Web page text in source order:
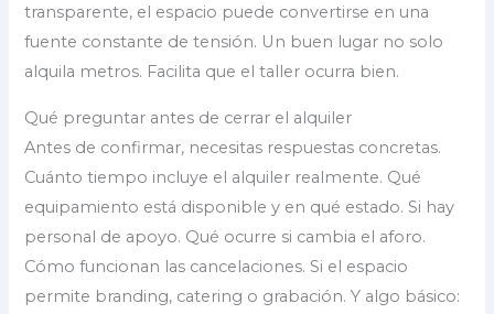
transparente, el espacio puede convertirse en una
fuente constante de tensión. Un buen lugar no solo
alquila metros. Facilita que el taller ocurra bien.
Qué preguntar antes de cerrar el alquiler
Antes de confirmar, necesitas respuestas concretas.
Cuánto tiempo incluye el alquiler realmente. Qué
equipamiento está disponible y en qué estado. Si hay
personal de apoyo. Qué ocurre si cambia el aforo.
Cómo funcionan las cancelaciones. Si el espacio
permite branding, catering o grabación. Y algo básico: